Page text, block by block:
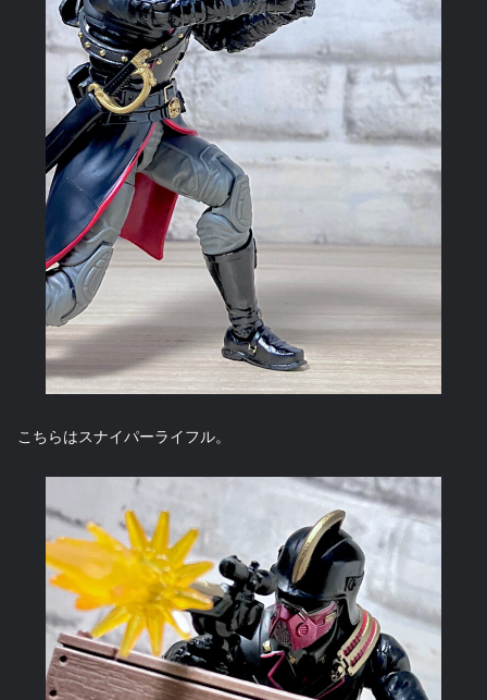
こちらはスナイパーライフル。